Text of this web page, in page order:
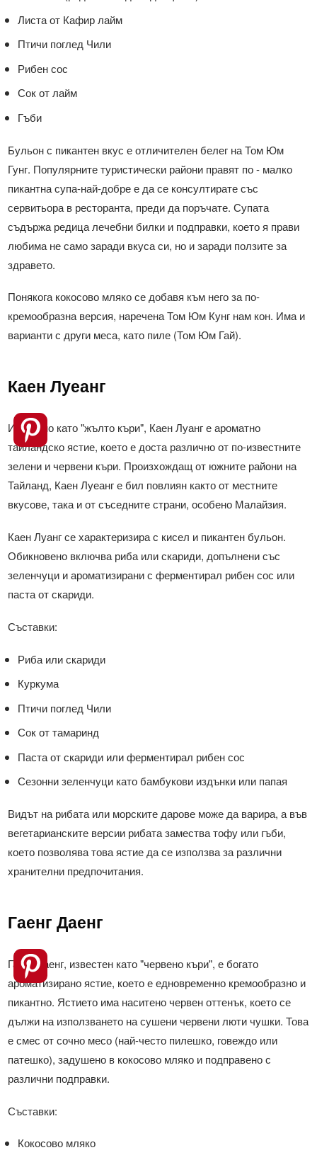
Листа от Кафир лайм
Птичи поглед Чили
Рибен сос
Сок от лайм
Гъби
Бульон с пикантен вкус е отличителен белег на Том Юм
Гунг. Популярните туристически райони правят по - малко
пикантна супа-най-добре е да се консултирате със
сервитьора в ресторанта, преди да поръчате. Супата
съдържа редица лечебни билки и подправки, което я прави
любима не само заради вкуса си, но и заради ползите за
здравето.
Понякога кокосово мляко се добавя към него за по-
кремообразна версия, наречена Том Юм Кунг нам кон. Има и
варианти с други меса, като пиле (Том Юм Гай).
Каен Луеанг
Известно като "жълто къри", Каен Луанг е ароматно
тайландско ястие, което е доста различно от по-известните
зелени и червени къри. Произхождащ от южните райони на
Тайланд, Каен Луеанг е бил повлиян както от местните
вкусове, така и от съседните страни, особено Малайзия.
Каен Луанг се характеризира с кисел и пикантен бульон.
Обикновено включва риба или скариди, допълнени със
зеленчуци и ароматизирани с ферментирал рибен сос или
паста от скариди.
Съставки:
Риба или скариди
Куркума
Птичи поглед Чили
Сок от тамаринд
Паста от скариди или ферментирал рибен сос
Сезонни зеленчуци като бамбукови издънки или папая
Видът на рибата или морските дарове може да варира, а във
вегетарианските версии рибата замества тофу или гъби,
което позволява това ястие да се използва за различни
хранителни предпочитания.
Гаенг Даенг
Гаенг Даенг, известен като "червено къри", е богато
ароматизирано ястие, което е едновременно кремообразно и
пикантно. Ястието има наситено червен оттенък, което се
дължи на използването на сушени червени люти чушки. Това
е смес от сочно месо (най-често пилешко, говеждо или
патешко), задушено в кокосово мляко и подправено с
различни подправки.
Съставки:
Кокосово мляко